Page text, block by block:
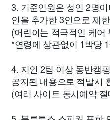
3. 기준인원은 성인 2명
인을 추가한 3인으로 제
(어린이는 적극적인 케어
*연령에 상관없이 1박당
4. 지인 2팀 이상 동반캠
공지된 내용으로 적발시
(여러 사이트 동시예약